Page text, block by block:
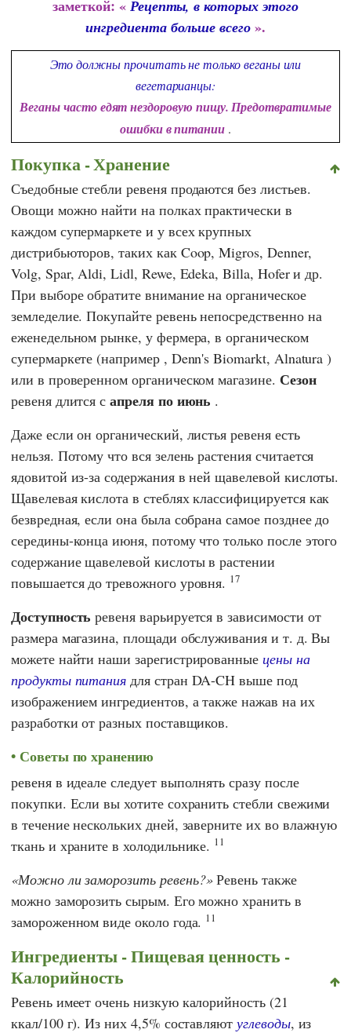
заметкой: « Рецепты, в которых этого
ингредиента больше всего».
Это должны прочитать не только веганы или
вегетарианцы:
Веганы часто едят нездоровую пищу. Предотвратимые
ошибки в питании .
Покупка - Хранение
Съедобные стебли ревеня продаются без листьев.
Овощи можно найти на полках практически в
каждом супермаркете и у всех крупных
дистрибьюторов, таких как Coop,Migros, Denner,
Volg, Spar,Aldi,Lidl, Rewe, Edeka,Billa, Hoferи др.
При выборе обратите внимание на органическое
земледелие. Покупайте ревень непосредственно на
еженедельном рынке, у фермера, в органическом
супермаркете (например , Denn's Biomarkt, Alnatura )
или в проверенном органическом магазине. Сезон
ревеня длится сапреля по июнь .
Даже если он органический, листья ревеня есть
нельзя. Потому что вся зелень растения считается
ядовитой из-за содержания в ней щавелевой кислоты.
Щавелевая кислота в стеблях классифицируется как
безвредная, если она была собрана самое позднее до
середины-конца июня, потому что только после этого
содержание щавелевой кислоты в растении
повышается до тревожного уровня. 17
Доступность ревеня варьируется в зависимости от
размера магазина, площади обслуживания и т. д. Вы
можете найти наши зарегистрированные цены на
продукты питания для стран DA-CH выше под
изображением ингредиентов, а также нажав на их
разработки от разных поставщиков.
Советы по хранению
ревеня в идеале следует выполнять сразу после
покупки. Если вы хотите сохранить стебли свежими
в течение нескольких дней, заверните их во влажную
ткань и храните в холодильнике. 11
Можно ли заморозить ревень? Ревень также
можно заморозить сырым. Его можно хранить в
замороженном виде около года. 11
Ингредиенты - Пищевая ценность -
Калорийность
Ревень имеет очень низкую калорийность (21
ккал/100 г). Из них 4,5% составляютуглеводы, из